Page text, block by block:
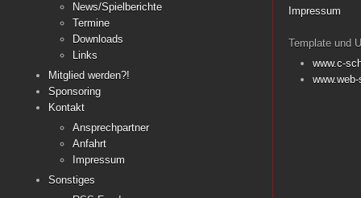
News/Spielberichte
Termine
Downloads
Links
Mitglied werden?!
Sponsoring
Kontakt
Ansprechpartner
Anfahrt
Impressum
Sonstiges
Impressum
Template und
www.c-